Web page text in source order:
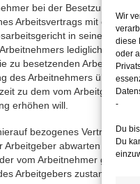
Wir
diese
oder
-
Du
Du
bei der Besetzung eines
Arbeitsvertrags mit
in seiner
lediglich die
zu besetzenden
des Arbeitnehmers
zu dem vom Arbeitgeber
erhöhen will.
bezogenes
abwarten kann.
vom Arbeitnehmer
Arbeitgebers zustande